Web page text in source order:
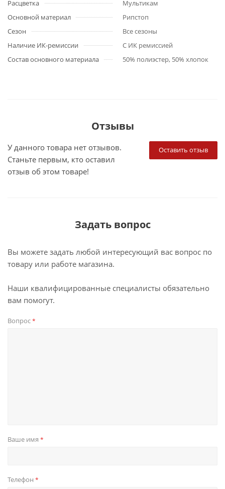
Расцветка
Мультикам
Основной материал
Рипстоп
Сезон
Все сезоны
Наличие ИК-ремиссии
С ИК ремиссией
Состав основного материала
50% полиэстер, 50% хлопок
Отзывы
Оставить отзыв
У данного товара нет отзывов.
Станьте первым, кто оставил
отзыв об этом товаре!
Задать вопрос
Вы можете задать любой интересующий вас вопрос по
товару или работе магазина.
Наши квалифицированные специалисты обязательно
вам помогут.
Вопрос*
Ваше имя *
Телефон *